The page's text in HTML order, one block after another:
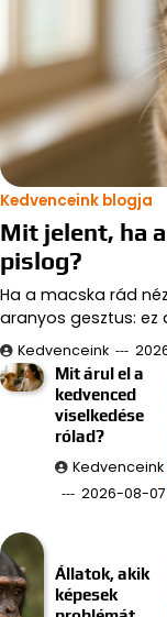
Kedvenceink blogja
Mit jelent, ha
pislog?
Ha a macska rád
aranyos gesztus: ez
Kedvenceink
Mit árul el a
kedvenced
viselkedése
rólad?
Kedvenceink
2026-08-07
Állatok, akik
képesek